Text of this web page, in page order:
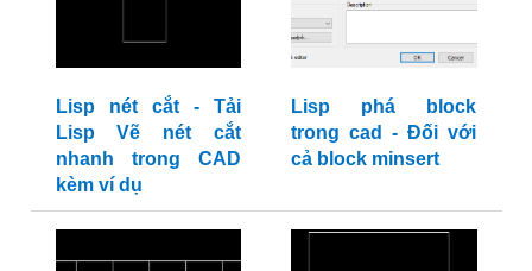
Lisp nét cắt - Tải
Lisp Vẽ nét cắt
nhanh trong CAD
kèm ví dụ
Lisp phá block
trong cad - Đối với
cả block minsert